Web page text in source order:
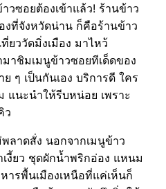
วซอยต้องเข้าแล้ว! ร้านข้าว
งที่จังหวัดน่าน ก็คือร้านข้าว
ยววัดมิ่งเมือง มาไหว้
าชิมเมนูข้าวซอยทีเด็ดของ
ๆ เป็นกันเอง บริการดี ใคร
แนะนำให้รีบหน่อย เพราะ
ว
ลาดสั่ง นอกจากเมนูข้าว
งี้ยว ชุดผักน้ำพริกอ่อง แหนม
รพื้นเมืองเหนือที่แค่เห็นก็